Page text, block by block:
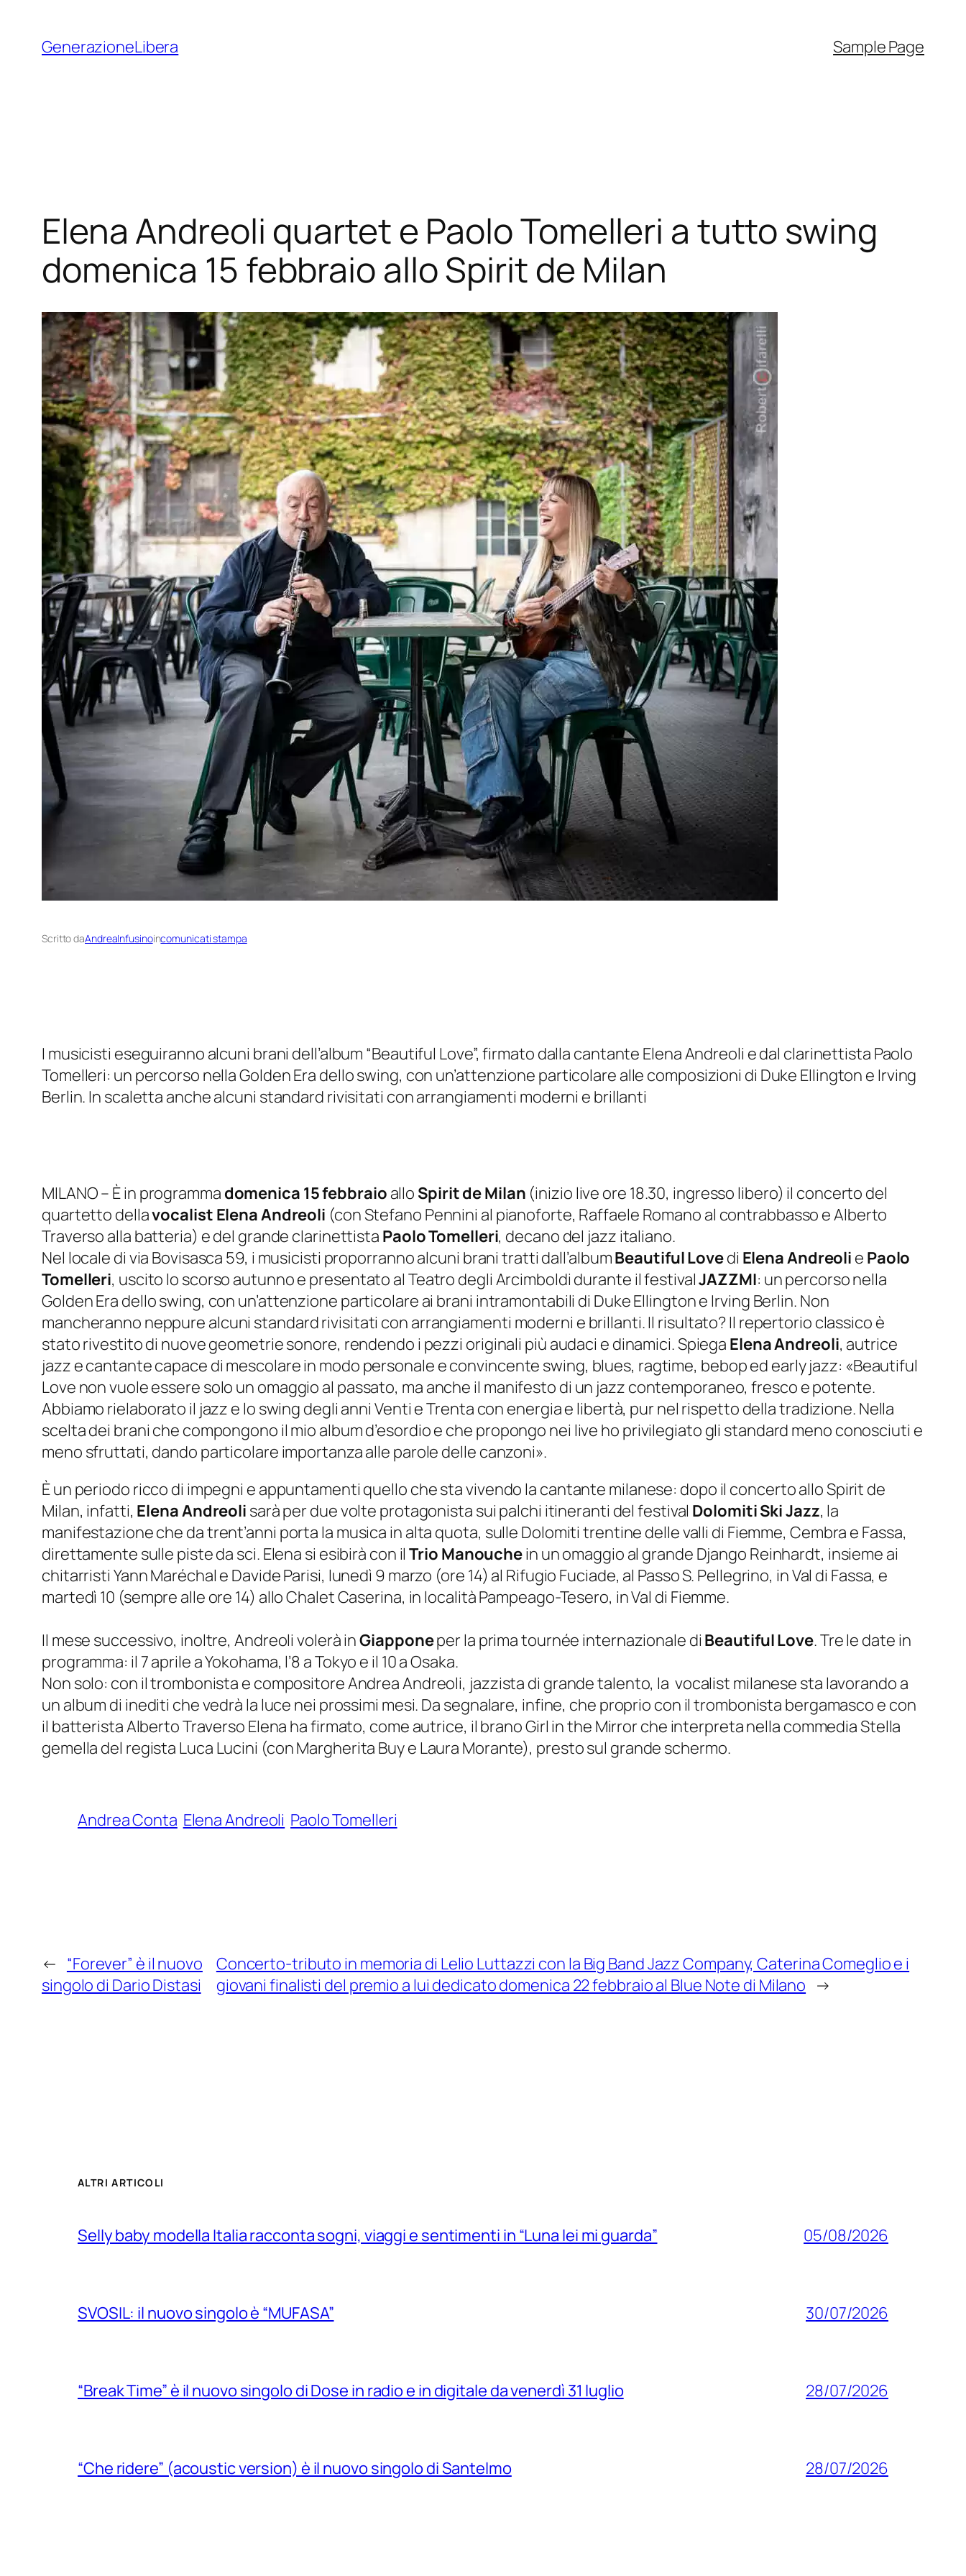
contenuto
GenerazioneLibera Sample Page
Elena Andreoli quartet e Paolo Tomelleri a tutto swing
domenica 15 febbraio allo Spirit de Milan
Scritto daAndreaInfusinoincomunicati stampa
I musicisti eseguiranno alcuni brani dell’album “Beautiful Love”, firmato dalla cantante Elena Andreoli e dal clarinettista Paolo
Tomelleri: un percorso nella Golden Era dello swing, con un’attenzione particolare alle composizioni di Duke Ellington e Irving
Berlin. In scaletta anche alcuni standard rivisitati con arrangiamenti moderni e brillanti
MILANO – È in programma domenica 15 febbraio allo Spirit de Milan (inizio live ore 18.30, ingresso libero) il concerto del
quartetto dellavocalist Elena Andreoli (con Stefano Pennini al pianoforte, Raffaele Romano al contrabbasso e Alberto
Traverso alla batteria) e del grande clarinettista Paolo Tomelleri, decano del jazz italiano.
Nel locale di via Bovisasca 59, i musicisti proporranno alcuni brani tratti dall’albumBeautiful Lovedi Elena Andreoli e Paolo
Tomelleri, uscito lo scorso autunno e presentato al Teatro degli Arcimboldi durante il festivalJAZZMI: un percorso nella
Golden Era dello swing, con un’attenzione particolare ai brani intramontabili di Duke Ellington e Irving Berlin. Non
mancheranno neppure alcuni standard rivisitati con arrangiamenti moderni e brillanti. Il risultato? Il repertorio classico è
stato rivestito di nuove geometrie sonore, rendendo i pezzi originali più audaci e dinamici. Spiega Elena Andreoli, autrice
jazz e cantante capace di mescolare in modo personale e convincente swing, blues, ragtime, bebop ed early jazz: «Beautiful
Love non vuole essere solo un omaggio al passato, ma anche il manifesto di un jazz contemporaneo, fresco e potente.
Abbiamo rielaborato il jazz e lo swing degli anni Venti e Trenta con energia e libertà, pur nel rispetto della tradizione. Nella
scelta dei brani che compongono il mio album d’esordio e che propongo nei live ho privilegiato gli standard meno conosciuti e
meno sfruttati, dando particolare importanza alle parole delle canzoni».
È un periodo ricco di impegni e appuntamenti quello che sta vivendo la cantante milanese: dopo il concerto allo Spirit de
Milan, infatti, Elena Andreoli sarà per due volte protagonista sui palchi itineranti del festival Dolomiti Ski Jazz, la
manifestazione che da trent’anni porta la musica in alta quota, sulle Dolomiti trentine delle valli di Fiemme, Cembra e Fassa,
direttamente sulle piste da sci. Elena si esibirà con ilTrio Manouchein un omaggio al grande Django Reinhardt, insieme ai
chitarristi Yann Maréchal e Davide Parisi, lunedì 9 marzo (ore 14) al Rifugio Fuciade, al Passo S. Pellegrino, in Val di Fassa, e
martedì 10 (sempre alle ore 14) allo Chalet Caserina, in località Pampeago-Tesero, in Val di Fiemme.
Il mese successivo, inoltre, Andreoli volerà inGiapponeper la prima tournée internazionale di Beautiful Love. Tre le date in
programma: il 7 aprile a Yokohama, l’8 a Tokyo e il 10 a Osaka.
Non solo: con il trombonista e compositore Andrea Andreoli, jazzista di grande talento, la vocalist milanese sta lavorando a
un album di inediti che vedrà la luce nei prossimi mesi. Da segnalare, infine, che proprio con il trombonista bergamasco e con
il batterista Alberto Traverso Elena ha firmato, come autrice, il branoGirl in the Mirror che interpreta nella commediaStella
gemella del regista Luca Lucini (con Margherita Buy e Laura Morante), presto sul grande schermo.
Andrea Conta Elena Andreoli Paolo Tomelleri
← “Forever” è il nuovo
singolo di Dario Distasi
Concerto-tributo in memoria di Lelio Luttazzi con la Big Band Jazz Company, Caterina Comeglio e i
giovani finalisti del premio a lui dedicato domenica 22 febbraio al Blue Note di Milano →
ALTRI ARTICOLI
Selly baby modella Italia racconta sogni, viaggi e sentimenti in “Luna lei mi guarda” 05/08/2026
SVOSIL: il nuovo singolo è “MUFASA” 30/07/2026
“Break Time” è il nuovo singolo di Dose in radio e in digitale da venerdì 31 luglio 28/07/2026
“Che ridere” (acoustic version) è il nuovo singolo di Santelmo 28/07/2026